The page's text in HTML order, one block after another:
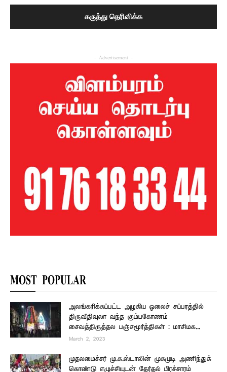
- Advertisement -
MOST POPULAR
அலங்கரிக்கப்பட்ட அழகிய ஓலைச் சப்பரத்தில்
திருவீதிவுலா வந்த கும்பகோணம்
சைவத்திருத்தல பஞ்சமூர்த்திகள் : மாசிமக...
March 2, 2023
முதலமைச்சர் மு.க.ஸ்டாலின் முகமுடி அணிந்துக்
கொண்டு எழுச்சியுடன் தேர்தல் பிரச்சாரம்